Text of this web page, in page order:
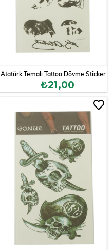
Atatürk Temalı Tattoo Dövme Sticker
₺21,00